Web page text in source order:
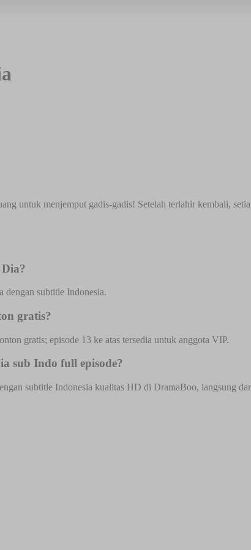
untuk menjemput gadis-gadis! Setelah terlahir kembali,
subtitle Indonesia.
gratis?
gratis; episode 13 ke atas tersedia untuk anggota VIP.
sub Indo full episode?
subtitle Indonesia kualitas HD di DramaBoo, langsung